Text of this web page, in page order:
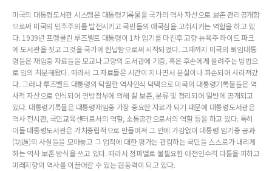
미국의 대통령도서관 시스템은 대통령기록물을 국가의 역사 자산으로 보존 관리공개함
으로써 미국의 민주주의를 발전시키고 국민들의 애국심을 고취시키는 역할을 하고 있
다. 1939년 프랭클린 루즈벨트 대통령이 1차 임기를 마친후 고향 뉴욕주 하이드 파크
에 도서관을 짓고 그것을 국가에 헌납함으로써 시작되었다. 그때까지 미국의 퇴임대통
령들은 재임중 자료들을 모교나 고향의 도서관에 기증, 혹은 후손에게 물려주는 방법으
로 임의 처분해왔다. 따라서 그 자료들은 시간이 지나면서 분실이나 파손되어 사라져갔
다. 그러나 루즈벨트 대통령의 탁월한 역사인식 덕택으로 미국의 대통령기록물들은 역
사적 자산으로 인식되어 연방정부에 의해 잘 보존, 분류 및 정리되어 일반에 공개되고
있다. 대통령기록물은 대통령재임중 가장 중요한 자료가 되기 때문에 대통령도서관은
역사 전시관, 국민교육센터로서의 역할, 소통공간으로서의 역할 등을 하고 있다. 특히
이들 대통령도서관은 가치중립적으로 만들어져 그 안에 가감없이 대통령 임기중 공과
(功過)의 사실들을 모아놓고 그 업적에 대한 평가는 관람하는 국민들 스스로가 내리게
하는 역사 보존 방식을 쓰고 있다. 따라서 정파별로 불필요한 아전인수격 다툼을 피하고
미래지향의 역사를 이끌어갈 수 있는 원동력이 되고 있다.